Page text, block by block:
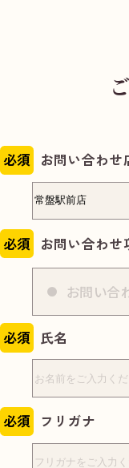
必須 お問い合わせ
必須 お問い合わせ
お問い合
必須 氏名
必須 フリガナ